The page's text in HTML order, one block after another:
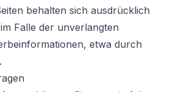
behalten sich ausdrücklich
Falle der unverlangten
etwa durch